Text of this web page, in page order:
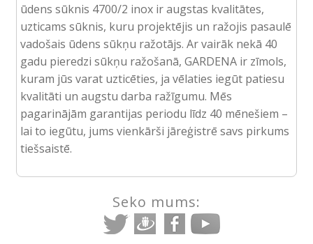
ūdens sūknis 4700/2 inox ir augstas kvalitātes,
uzticams sūknis, kuru projektējis un ražojis pasaulē
vadošais ūdens sūkņu ražotājs. Ar vairāk nekā 40
gadu pieredzi sūkņu ražošanā, GARDENA ir zīmols,
kuram jūs varat uzticēties, ja vēlaties iegūt patiesu
kvalitāti un augstu darba ražīgumu. Mēs
pagarinājām garantijas periodu līdz 40 mēnešiem –
lai to iegūtu, jums vienkārši jāreģistrē savs pirkums
tiešsaistē.
Seko mums: